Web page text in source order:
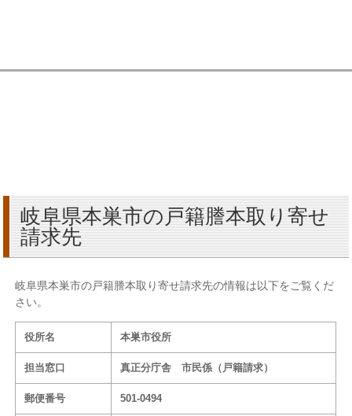
岐阜県本巣市の戸籍謄本取り寄せ
請求先
岐阜県本巣市の戸籍謄本取り寄せ請求先の情報は以下をご覧くだ
さい。
役所名 本巣市役所
担当窓口 真正分庁舎 市民係（戸籍請求）
郵便番号 501-0494